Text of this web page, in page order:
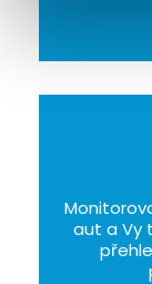
aut a Vy